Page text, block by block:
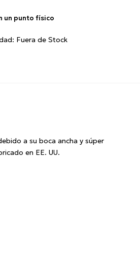
un punto físico
Fuera de Stock
a su boca ancha y súper
en EE. UU.